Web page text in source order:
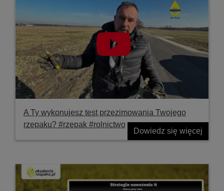
A Ty wykonujesz test przezimowania Twojego
rzepaku? #rzepak #rolnictwo
Dowiedz się więcej